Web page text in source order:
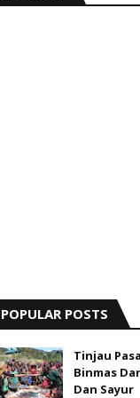
POPULAR POSTS
Tinjau
Binmas
Dan Sayur